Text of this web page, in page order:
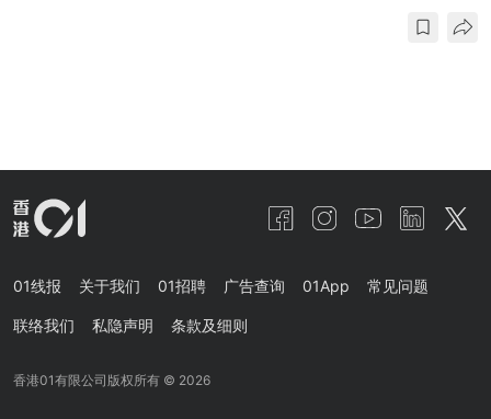
01线报 关于我们 01招聘 广告查询 01App 常见问题
联络我们 私隐声明 条款及细则
香港01有限公司版权所有 © 2026